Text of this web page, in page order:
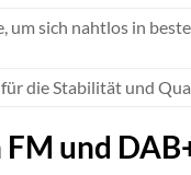
um sich nahtlos in
für die Stabilität und
und